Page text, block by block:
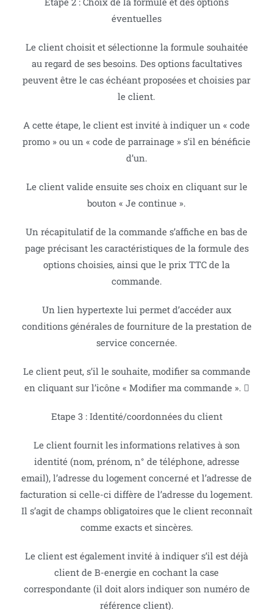
éventuelles
Le client choisit et sélectionne la formule souhaitée
au regard de ses besoins. Des options facultatives
peuvent être le cas échéant proposées et choisies par
le client.
A cette étape, le client est invité à indiquer un « code
promo » ou un « code de parrainage » s’il en bénéficie
d’un.
Le client valide ensuite ses choix en cliquant sur le
bouton « Je continue ».
Un récapitulatif de la commande s’affiche en bas de
page précisant les caractéristiques de la formule des
options choisies, ainsi que le prix TTC de la
commande.
Un lien hypertexte lui permet d’accéder aux
conditions générales de fourniture de la prestation de
service concernée.
Le client peut, s’il le souhaite, modifier sa commande
en cliquant sur l’icône « Modifier ma commande ». 
Etape 3 : Identité/coordonnées du client
Le client fournit les informations relatives à son
identité (nom, prénom, n° de téléphone, adresse
email), l’adresse du logement concerné et l’adresse de
facturation si celle-ci diffère de l’adresse du logement.
Il s’agit de champs obligatoires que le client reconnaît
comme exacts et sincères.
Le client est également invité à indiquer s’il est déjà
client de B-energie en cochant la case
correspondante (il doit alors indiquer son numéro de
référence client).